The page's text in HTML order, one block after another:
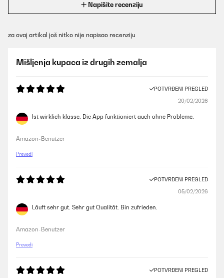
Napišite recenziju
za ovaj artikal još nitko nije napisao recenziju
Mišljenja kupaca iz drugih zemalja
POTVRĐENI PREGLED
20/02/2026
Ist wirklich klasse. Die App funktioniert auch ohne Probleme.
Amazon-Benutzer
Prevedi
POTVRĐENI PREGLED
05/02/2026
Läuft sehr gut. Sehr gut Qualität. Bin zufrieden.
Amazon-Benutzer
Prevedi
POTVRĐENI PREGLED